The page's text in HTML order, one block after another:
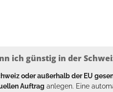
ich günstig in der
oder außerhalb der EU
Auftrag anlegen. Eine